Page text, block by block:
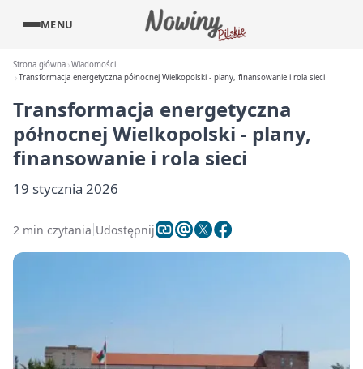
MENU
Strona główna Wiadomości
Transformacja energetyczna północnej Wielkopolski - plany, finansowanie i rola sieci
Transformacja energetyczna
północnej Wielkopolski - plany,
finansowanie i rola sieci
19 stycznia 2026
2 min czytania Udostępnij